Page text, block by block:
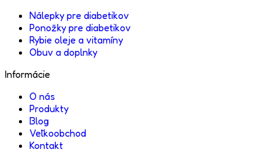
Nálepky pre diabetikov
Ponožky pre diabetikov
Rybie oleje a vitamíny
Obuv a doplnky
Informácie
O nás
Produkty
Blog
Veľkoobchod
Kontakt